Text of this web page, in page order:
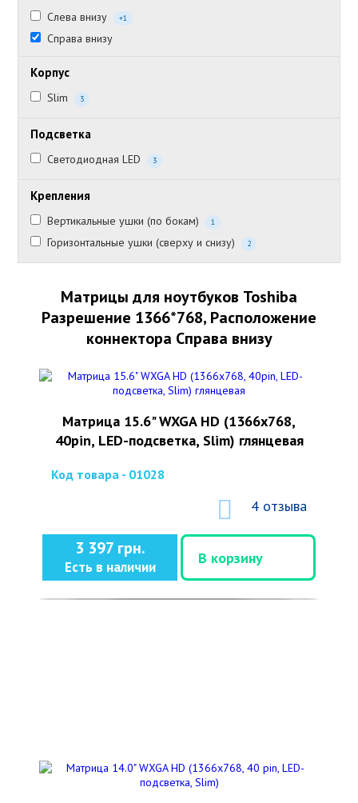
Слева внизу +1
Справа внизу
Корпус
Slim 3
Подсветка
Светодиодная LED 3
Крепления
Вертикальные ушки (по бокам) 1
Горизонтальные ушки (сверху и снизу) 2
Матрицы для ноутбуков Toshiba
Разрешение 1366*768, Расположение
коннектора Справа внизу
Матрица 15.6" WXGA HD (1366x768,
40pin, LED-подсветка, Slim) глянцевая
Код товара - 01028
4 отзыва
3 397 грн.
Есть в наличии
В корзину